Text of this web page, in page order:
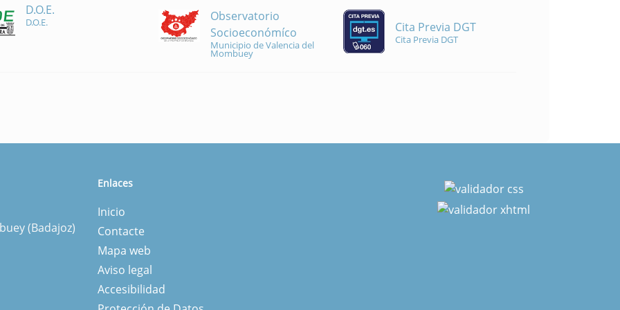
D.O.E.
D.O.E.
Observatorio
Socioeconómíco
Municipio de Valencia del
Mombuey
Cita Previa DGT
Cita Previa DGT
(Badajoz)
Enlaces
Inicio
Contacte
Mapa web
Aviso legal
Accesibilidad